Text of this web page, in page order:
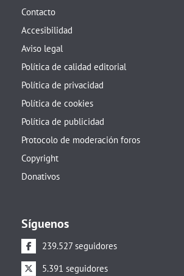
Contacto
Accesibilidad
Aviso legal
Política de calidad editorial
Política de privacidad
Política de cookies
Política de publicidad
Protocolo de moderación foros
Copyright
Donativos
Síguenos
239.527 seguidores
5.391 seguidores